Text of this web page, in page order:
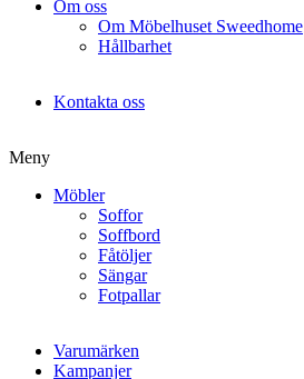
Om oss
Om Möbelhuset Sweedhome
Hållbarhet
Kontakta oss
Meny
Möbler
Soffor
Soffbord
Fåtöljer
Sängar
Fotpallar
Varumärken
Kampanjer